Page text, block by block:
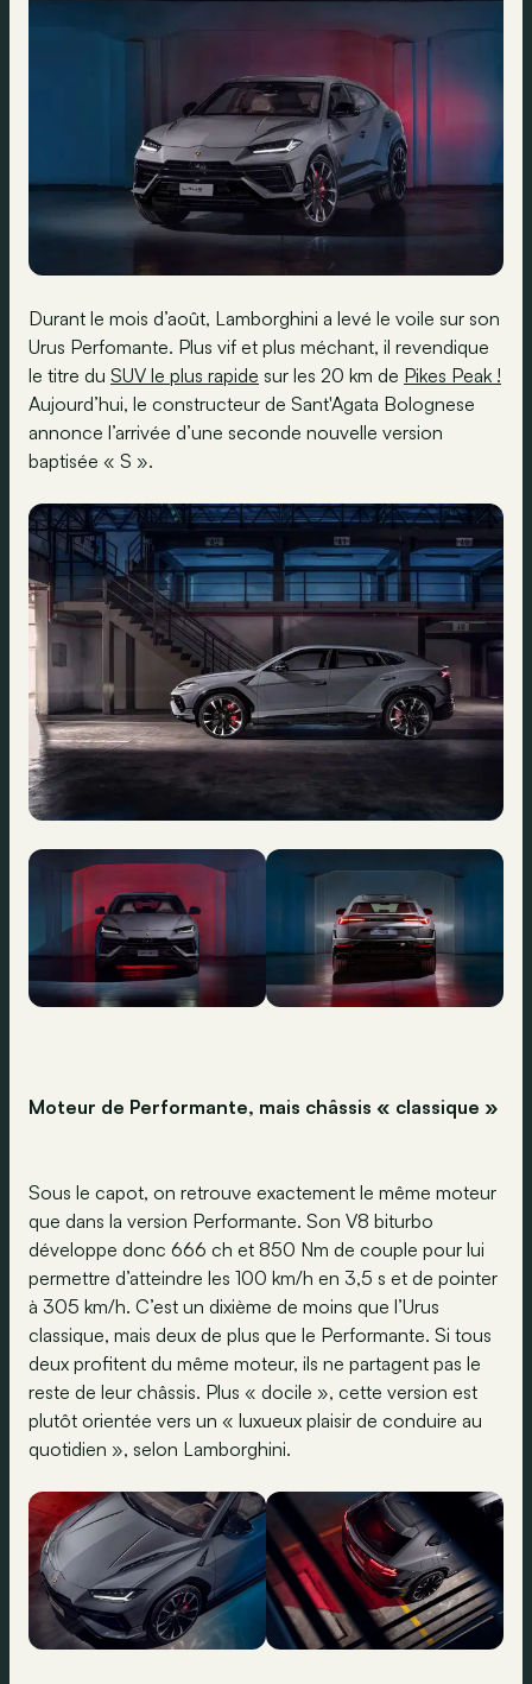
Durant le mois d’août, Lamborghini a levé le voile sur son
Urus Perfomante. Plus vif et plus méchant, il revendique
le titre du SUV le plus rapide sur les 20 km de Pikes Peak !
Aujourd’hui, le constructeur de Sant'Agata Bolognese
annonce l’arrivée d’une seconde nouvelle version
baptisée « S ».
Moteur de Performante, mais châssis « classique »
Sous le capot, on retrouve exactement le même moteur
que dans la version Performante. Son V8 biturbo
développe donc 666 ch et 850 Nm de couple pour lui
permettre d’atteindre les 100 km/h en 3,5 s et de pointer
à 305 km/h. C’est un dixième de moins que l’Urus
classique, mais deux de plus que le Performante. Si tous
deux profitent du même moteur, ils ne partagent pas le
reste de leur châssis. Plus « docile », cette version est
plutôt orientée vers un « luxueux plaisir de conduire au
quotidien », selon Lamborghini.